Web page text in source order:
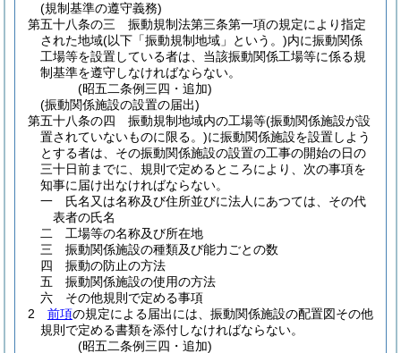
(規制基準の遵守義務)
第五十八条の三
振動規制法第三条第一項の規定により指定
された地域(以下「振動規制地域」という。)内に振動関係
工場等を設置している者は、当該振動関係工場等に係る規
制基準を遵守しなければならない。
(昭五二条例三四・追加)
(振動関係施設の設置の届出)
第五十八条の四
振動規制地域内の工場等(振動関係施設が設
置されていないものに限る。)に振動関係施設を設置しよう
とする者は、その振動関係施設の設置の工事の開始の日の
三十日前までに、規則で定めるところにより、次の事項を
知事に届け出なければならない。
一
氏名又は名称及び住所並びに法人にあつては、その代
表者の氏名
二
工場等の名称及び所在地
三
振動関係施設の種類及び能力ごとの数
四
振動の防止の方法
五
振動関係施設の使用の方法
六
その他規則で定める事項
2
前項の規定による届出には、振動関係施設の配置図その他
規則で定める書類を添付しなければならない。
(昭五二条例三四・追加)